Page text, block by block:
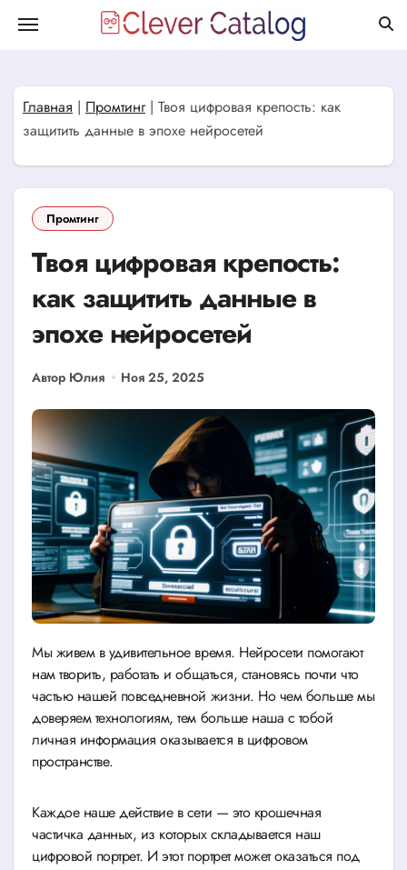
Главная | Промтинг| Твоя цифровая крепость: как
защитить данные в эпохе нейросетей
Промтинг
Твоя цифровая крепость:
как защитить данные в
эпохе нейросетей
Автор Юлия Ноя 25, 2025
Мы живем в удивительное время. Нейросети помогают
нам творить, работать и общаться, становясь почти что
частью нашей повседневной жизни. Но чем больше мы
доверяем технологиям, тем больше наша с тобой
личная информация оказывается в цифровом
пространстве.
Каждое наше действие в сети — это крошечная
частичка данных, из которых складывается наш
цифровой портрет. И этот портрет может оказаться под